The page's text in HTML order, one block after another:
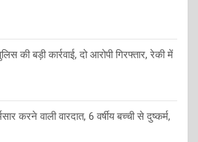
की बड़ी कार्रवाई, दो आरोपी गिरफ्तार, रेकी में
करने वाली वारदात, 6 वर्षीय बच्ची से दुष्कर्म,